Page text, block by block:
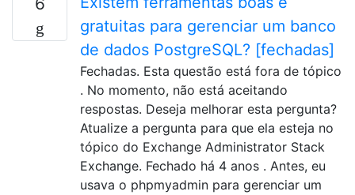
gratuitas para gerenciar um banco
de dados PostgreSQL? [fechadas]
Fechadas. Esta questão está fora de tópico
. No momento, não está aceitando
respostas. Deseja melhorar esta pergunta?
Atualize a pergunta para que ela esteja no
tópico do Exchange Administrator Stack
Exchange. Fechado há 4 anos . Antes, eu
usava o phpmyadmin para gerenciar um